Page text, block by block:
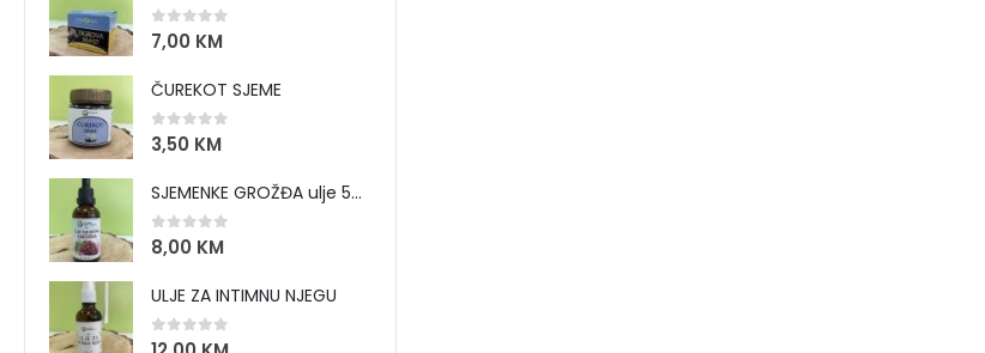
0 out of 5
7,00 KM
ČUREKOT SJEME
0 out of 5
3,50 KM
SJEMENKE GROŽĐA ulje 50 ml
0 out of 5
8,00 KM
ULJE ZA INTIMNU NJEGU
0out of 5